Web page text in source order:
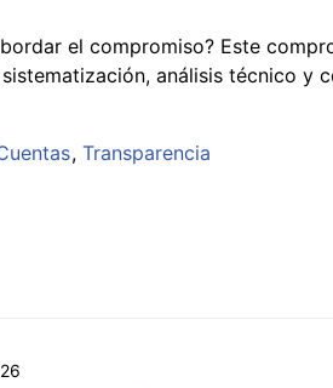
el compromiso? Este
análisis técnico y
Transparencia